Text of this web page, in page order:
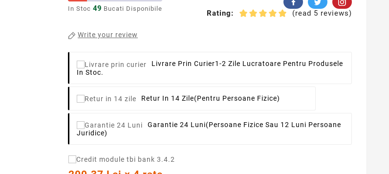
In Stoc 49 Bucati Disponibile
Rating: (read 5 reviews)
Write your review
Livrare Prin Curier1-2 Zile Lucratoare Pentru Produsele
In Stoc.
Retur In 14 Zile(pentru Persoane Fizice)
Garantie 24 Luni(persoane Fizice Sau 12 Luni Persoane
Juridice)